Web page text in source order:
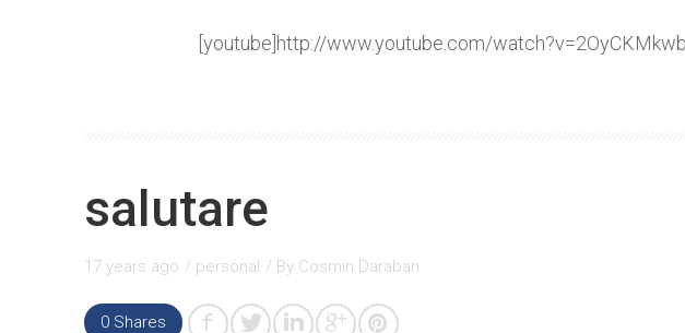
[youtube]http://www.youtube.com/
salutare
17 years ago / personal / By Cosmin Daraban
0 Shares